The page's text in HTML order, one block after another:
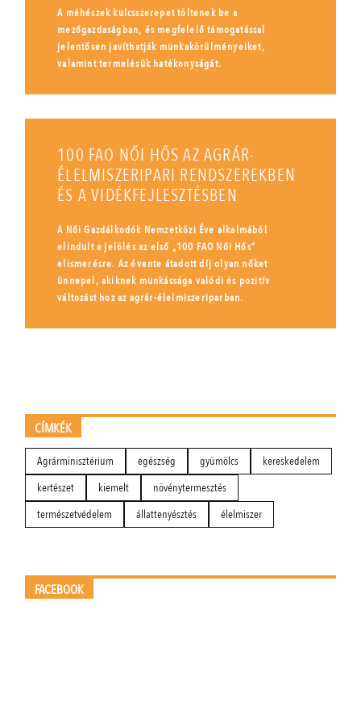
A méhészek kulcsszerepet töltenek be a
mezőgazdaságban, és megfelelő támogatással
jelentősen javíthatják munkakörülményeiket,
valamint termelésük hatékonyságát.
100 FAO NŐI HŐS AZ AGRÁR-
ÉLELMISZERIPARI RENDSZEREKBEN
ÉS A VIDÉKFEJLESZTÉSBEN
A Női Gazdálkodók Nemzetközi Éve alkalmából
elindult a jelölés az első „100 FAO Női Hős”
elismerésre. Az évente átadott díj olyan nőket
ünnepel, akiknek munkássága valódi és pozitív
változást hoz az agrár-élelmiszeriparban.
CÍMKÉK
Agrárminisztérium egészség gyümölcs
kereskedelem
kertészet
kiemelt
növénytermesztés
természetvédelem
állattenyésztés élelmiszer
FACEBOOK